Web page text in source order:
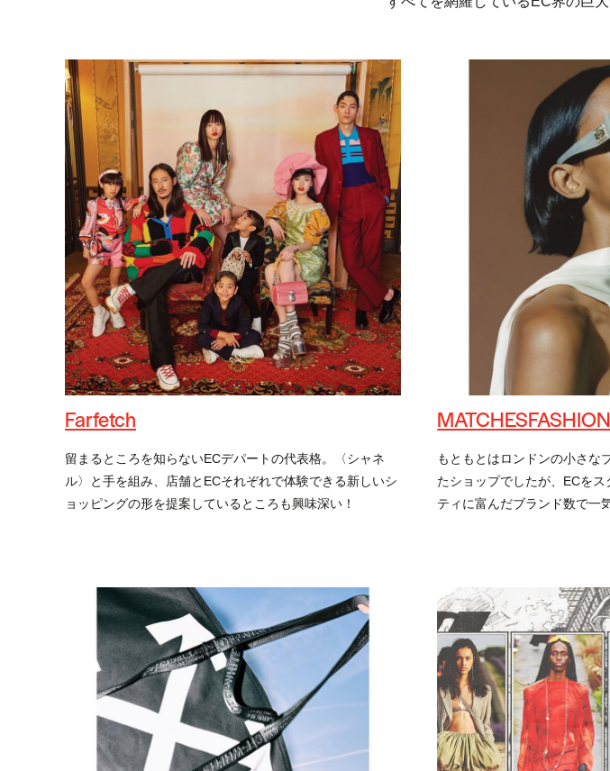
Farfetch
留まるところを知らないECデパートの代表格。〈シャネ
ル〉と手を組み、店舗とECそれぞれで体験できる新しいシ
ョッピングの形を提案しているところも興味深い！
MATCHESFASHION
もともとはロンドンの小さな
たショップでしたが、ECを
ティに富んだブランド数で一